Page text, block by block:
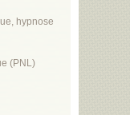
hypnose
(PNL)